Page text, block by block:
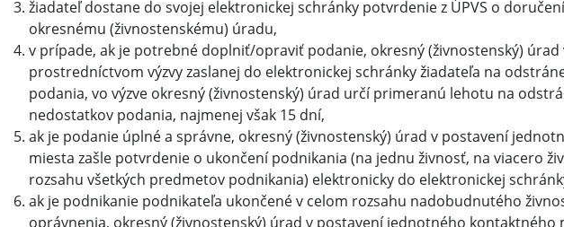
žiadateľ dostane do svojej elektronickej schránky potvrdenie z ÚPVS o
okresnému (živnostenskému) úradu,
v prípade, ak je potrebné doplniť/opraviť podanie, okresný (živnostenský) úrad
prostredníctvom výzvy zaslanej do elektronickej schránky žiadateľa na
podania, vo výzve okresný (živnostenský) úrad určí primeranú lehotu na
nedostatkov podania, najmenej však 15 dní,
ak je podanie úplné a správne, okresný (živnostenský) úrad v postavení
miesta zašle potvrdenie o ukončení podnikania (na jednu živnosť, na viacero
rozsahu všetkých predmetov podnikania) elektronicky do elektronickej
ak je podnikanie podnikateľa ukončené v celom rozsahu nadobudnutého
oprávnenia, okresný (živnostenský) úrad v postavení jednotného kontaktného